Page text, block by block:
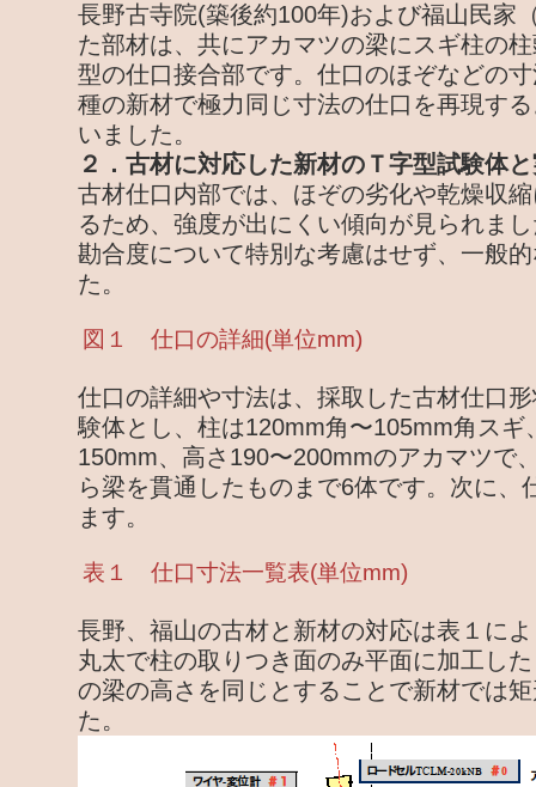
長野古寺院(築後約100年)および福山民家
た部材は、共にアカマツの梁にスギ柱の
型の仕口接合部です。仕口のほぞなどの
種の新材で極力同じ寸法の仕口を再現す
いました。
２．古材に対応した新材のＴ字型試験体
古材仕口内部では、ほぞの劣化や乾燥収
るため、強度が出にくい傾向が見られま
勘合度について特別な考慮はせず、一般
た。
図１ 仕口の詳細(単位mm)
仕口の詳細や寸法は、採取した古材仕口
験体とし、柱は120mm角〜105mm角スギ
150mm、高さ190〜200mmのアカマツで
ら梁を貫通したものまで6体です。次に、
ます。
表１ 仕口寸法一覧表(単位mm)
長野、福山の古材と新材の対応は表１に
丸太で柱の取りつき面のみ平面に加工し
の梁の高さを同じとすることで新材では
た。